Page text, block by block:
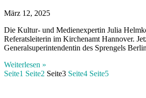
März 12, 2025
Die Kultur- und Medienexpertin Julia
Referatsleiterin im Kirchenamt Hannover.
Generalsuperintendentin des Sprengels
Weiterlesen »
Seite1 Seite2 Seite3 Seite4 Seite5